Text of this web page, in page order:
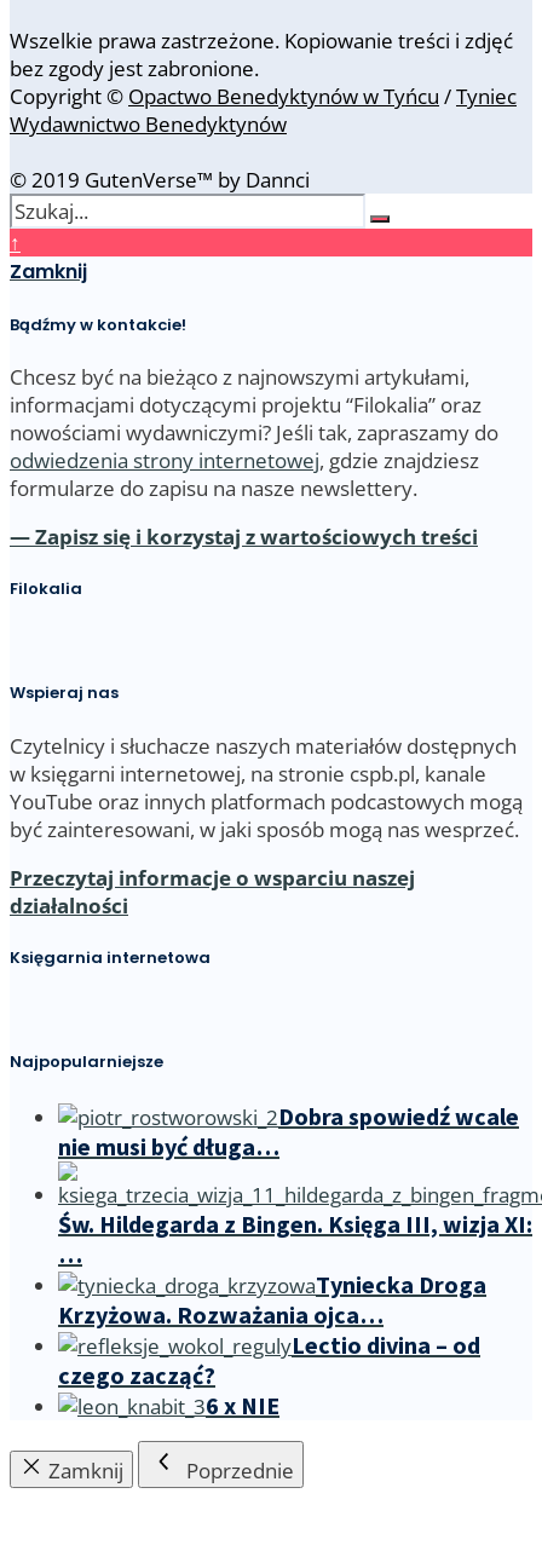
Wszelkie prawa zastrzeżone. Kopiowanie treści i zdjęć
bez zgody jest zabronione.
Copyright © Opactwo Benedyktynów w Tyńcu /Tyniec
Wydawnictwo Benedyktynów
© 2019 GutenVerse™ by Dannci
↑
Zamknij
Bądźmy w kontakcie!
Chcesz być na bieżąco z najnowszymi artykułami,
informacjami dotyczącymi projektu “Filokalia” oraz
nowościami wydawniczymi? Jeśli tak, zapraszamy do
odwiedzenia strony internetowej, gdzie znajdziesz
formularze do zapisu na nasze newslettery.
— Zapisz się i korzystaj z wartościowych treści
Filokalia
Wspieraj nas
Czytelnicy i słuchacze naszych materiałów dostępnych
w księgarni internetowej, na stronie cspb.pl, kanale
YouTube oraz innych platformach podcastowych mogą
być zainteresowani, w jaki sposób mogą nas wesprzeć.
Przeczytaj informacje o wsparciu naszej
działalności
Księgarnia internetowa
Najpopularniejsze
Dobra spowiedź wcale
nie musi być długa…
Św. Hildegarda z Bingen. Księga III, wizja XI:
…
Tyniecka Droga
Krzyżowa. Rozważania ojca…
Lectio divina – od
czego zacząć?
6 x NIE
Zamknij Poprzednie